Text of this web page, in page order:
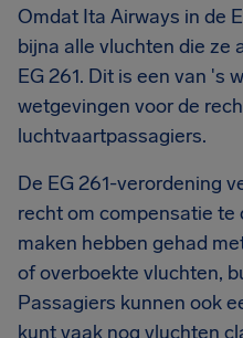
Omdat Ita Airways in de
bijna alle vluchten die ze
EG 261. Dit is een van 's
wetgevingen voor de
luchtvaartpassagiers.
De EG 261-verordening
recht om compensatie te
maken hebben gehad
of overboekte vluchten,
Passagiers kunnen ook
kunt vaak nog vluchten